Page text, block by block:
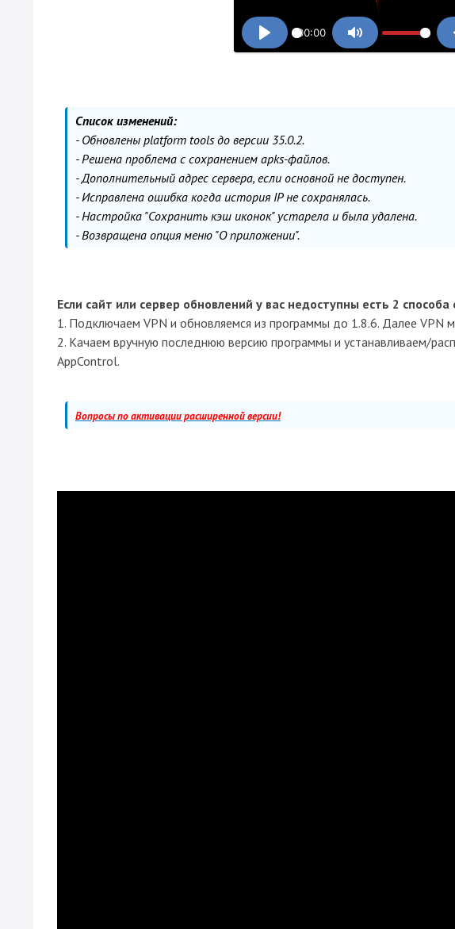
00:00
Список изменений:
- Обновлены platform tools до версии 35.0.2.
- Решена проблема с сохранением apks-файлов.
- Дополнительный адрес сервера, если основной не доступен.
- Исправлена ошибка когда история IP не сохранялась.
- Настройка "Сохранить кэш иконок" устарела и была удалена.
- Возвращена опция меню "О приложении".
Если сайт или сервер обновлений у вас недоступны есть 2 способа
1. Подключаем VPN и обновляемся из программы до 1.8.6. Далее VPN
2. Качаем вручную последнюю версию программы и устанавливаем/
AppControl.
Вопросы по активации расширенной версии!